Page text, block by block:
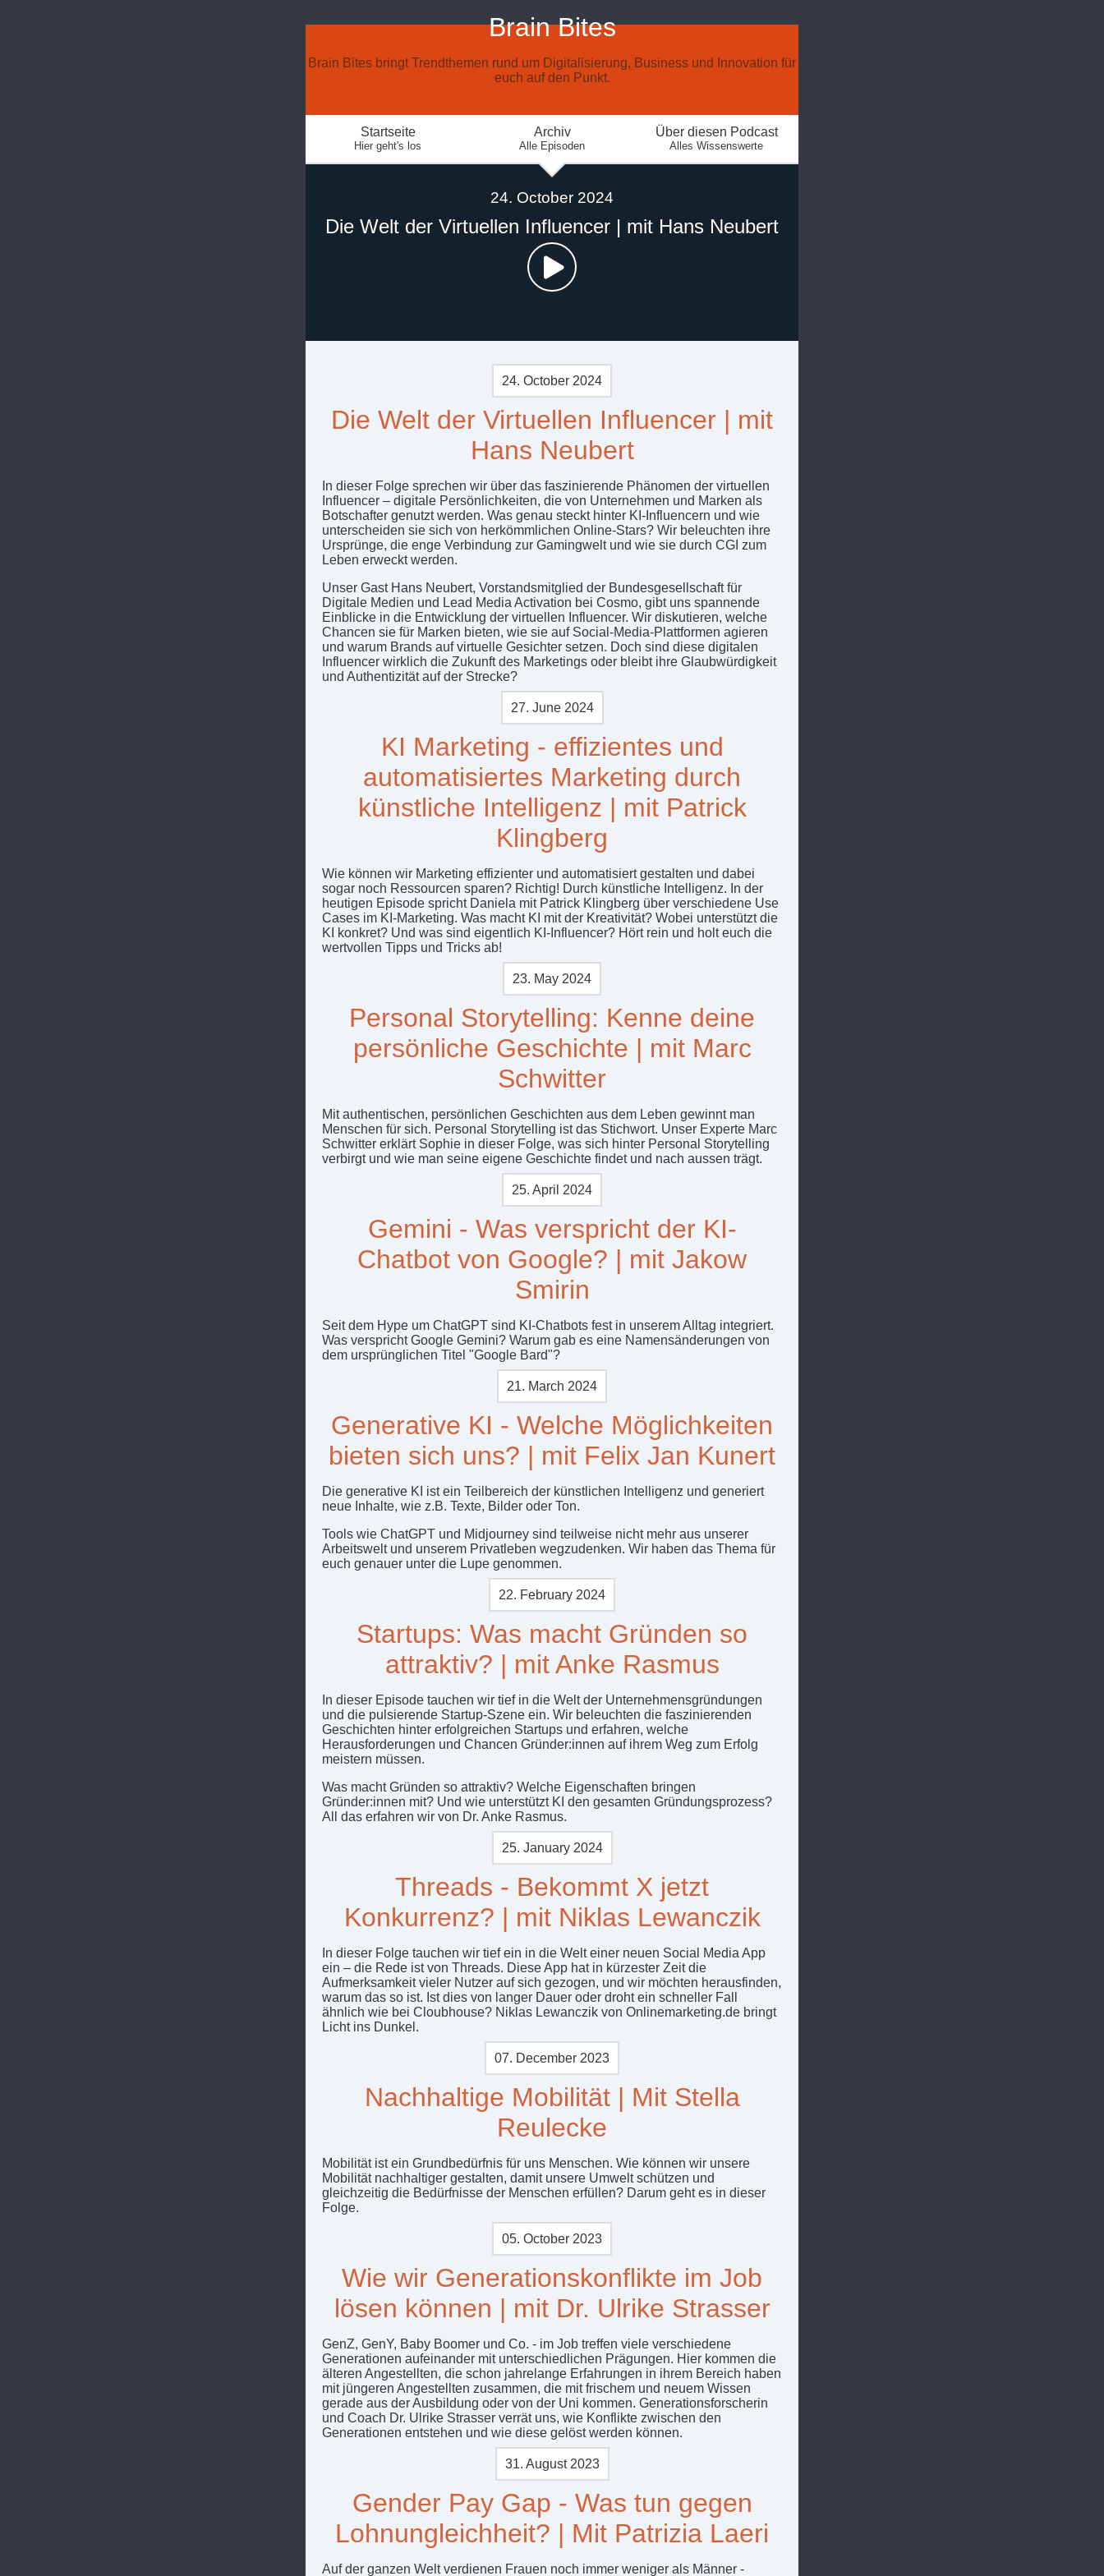
Brain Bites
Brain Bites bringt Trendthemen rund um Digitalisierung, Business und Innovation für
euch auf den Punkt.
Startseite
Hier geht's los
Archiv
Alle Episoden
Über diesen Podcast
Alles Wissenswerte
24. October 2024
Die Welt der Virtuellen Influencer | mit Hans Neubert
24. October 2024
Die Welt der Virtuellen Influencer | mit
Hans Neubert
In dieser Folge sprechen wir über das faszinierende Phänomen der virtuellen
Influencer – digitale Persönlichkeiten, die von Unternehmen und Marken als
Botschafter genutzt werden. Was genau steckt hinter KI-Influencern und wie
unterscheiden sie sich von herkömmlichen Online-Stars? Wir beleuchten ihre
Ursprünge, die enge Verbindung zur Gamingwelt und wie sie durch CGI zum
Leben erweckt werden.
Unser Gast Hans Neubert, Vorstandsmitglied der Bundesgesellschaft für
Digitale Medien und Lead Media Activation bei Cosmo, gibt uns spannende
Einblicke in die Entwicklung der virtuellen Influencer. Wir diskutieren, welche
Chancen sie für Marken bieten, wie sie auf Social-Media-Plattformen agieren
und warum Brands auf virtuelle Gesichter setzen. Doch sind diese digitalen
Influencer wirklich die Zukunft des Marketings oder bleibt ihre Glaubwürdigkeit
und Authentizität auf der Strecke?
27. June 2024
KI Marketing - effizientes und
automatisiertes Marketing durch
künstliche Intelligenz | mit Patrick
Klingberg
Wie können wir Marketing effizienter und automatisiert gestalten und dabei
sogar noch Ressourcen sparen? Richtig! Durch künstliche Intelligenz. In der
heutigen Episode spricht Daniela mit Patrick Klingberg über verschiedene Use
Cases im KI-Marketing. Was macht KI mit der Kreativität? Wobei unterstützt die
KI konkret? Und was sind eigentlich KI-Influencer? Hört rein und holt euch die
wertvollen Tipps und Tricks ab!
23. May 2024
Personal Storytelling: Kenne deine
persönliche Geschichte | mit Marc
Schwitter
Mit authentischen, persönlichen Geschichten aus dem Leben gewinnt man
Menschen für sich. Personal Storytelling ist das Stichwort. Unser Experte Marc
Schwitter erklärt Sophie in dieser Folge, was sich hinter Personal Storytelling
verbirgt und wie man seine eigene Geschichte findet und nach aussen trägt.
25. April 2024
Gemini - Was verspricht der KI-
Chatbot von Google? | mit Jakow
Smirin
Seit dem Hype um ChatGPT sind KI-Chatbots fest in unserem Alltag integriert.
Was verspricht Google Gemini? Warum gab es eine Namensänderungen von
dem ursprünglichen Titel "Google Bard"?
21. March 2024
Generative KI - Welche Möglichkeiten
bieten sich uns? | mit Felix Jan Kunert
Die generative KI ist ein Teilbereich der künstlichen Intelligenz und generiert
neue Inhalte, wie z.B. Texte, Bilder oder Ton.
Tools wie ChatGPT und Midjourney sind teilweise nicht mehr aus unserer
Arbeitswelt und unserem Privatleben wegzudenken. Wir haben das Thema für
euch genauer unter die Lupe genommen.
22. February 2024
Startups: Was macht Gründen so
attraktiv? | mit Anke Rasmus
In dieser Episode tauchen wir tief in die Welt der Unternehmensgründungen
und die pulsierende Startup-Szene ein. Wir beleuchten die faszinierenden
Geschichten hinter erfolgreichen Startups und erfahren, welche
Herausforderungen und Chancen Gründer:innen auf ihrem Weg zum Erfolg
meistern müssen.
Was macht Gründen so attraktiv? Welche Eigenschaften bringen
Gründer:innen mit? Und wie unterstützt KI den gesamten Gründungsprozess?
All das erfahren wir von Dr. Anke Rasmus.
25. January 2024
Threads - Bekommt X jetzt
Konkurrenz? | mit Niklas Lewanczik
In dieser Folge tauchen wir tief ein in die Welt einer neuen Social Media App
ein – die Rede ist von Threads. Diese App hat in kürzester Zeit die
Aufmerksamkeit vieler Nutzer auf sich gezogen, und wir möchten herausfinden,
warum das so ist. Ist dies von langer Dauer oder droht ein schneller Fall
ähnlich wie bei Cloubhouse? Niklas Lewanczik von Onlinemarketing.de bringt
Licht ins Dunkel.
07. December 2023
Nachhaltige Mobilität | Mit Stella
Reulecke
Mobilität ist ein Grundbedürfnis für uns Menschen. Wie können wir unsere
Mobilität nachhaltiger gestalten, damit unsere Umwelt schützen und
gleichzeitig die Bedürfnisse der Menschen erfüllen? Darum geht es in dieser
Folge.
05. October 2023
Wie wir Generationskonflikte im Job
lösen können | mit Dr. Ulrike Strasser
GenZ, GenY, Baby Boomer und Co. - im Job treffen viele verschiedene
Generationen aufeinander mit unterschiedlichen Prägungen. Hier kommen die
älteren Angestellten, die schon jahrelange Erfahrungen in ihrem Bereich haben
mit jüngeren Angestellten zusammen, die mit frischem und neuem Wissen
gerade aus der Ausbildung oder von der Uni kommen. Generationsforscherin
und Coach Dr. Ulrike Strasser verrät uns, wie Konflikte zwischen den
Generationen entstehen und wie diese gelöst werden können.
31. August 2023
Gender Pay Gap - Was tun gegen
Lohnungleichheit? | Mit Patrizia Laeri
Auf der ganzen Welt verdienen Frauen noch immer weniger als Männer -